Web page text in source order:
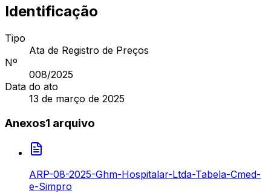
Identificação
Tipo
Ata de Registro de Preços
Nº
008/2025
Data do ato
13 de março de 2025
Anexos1 arquivo
ARP-08-2025-Ghm-Hospitalar-Ltda-Tabela-Cmed-
e-Simpro